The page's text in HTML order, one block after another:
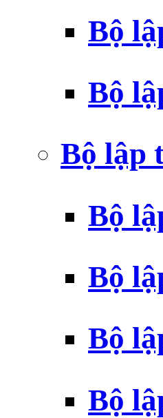
Bộ
Bộ
Bộ lập
Bộ
Bộ
Bộ
Bộ